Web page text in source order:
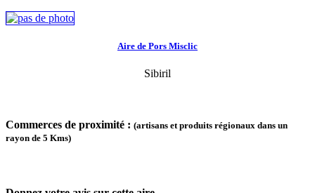
Aire de Pors Misclic
Sibiril
Commerces de proximité : (artisans et produits régionaux dans un
rayon de 5 Kms)